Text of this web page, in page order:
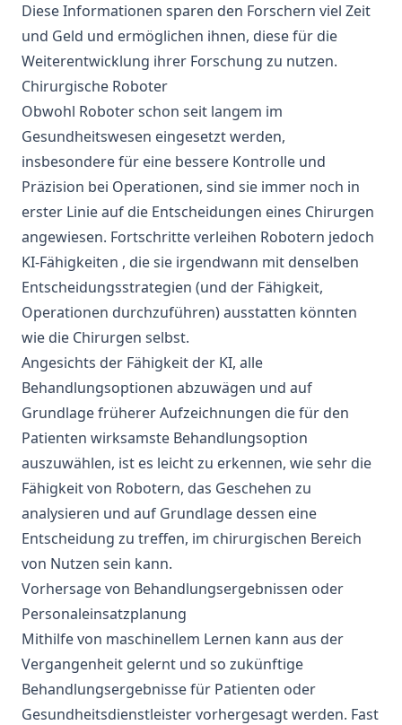
Diese Informationen sparen den Forschern viel Zeit
und Geld und ermöglichen ihnen, diese für die
Weiterentwicklung ihrer Forschung zu nutzen.
Chirurgische Roboter
Obwohl Roboter schon seit langem im
Gesundheitswesen eingesetzt werden,
insbesondere für eine bessere Kontrolle und
Präzision bei Operationen, sind sie immer noch in
erster Linie auf die Entscheidungen eines Chirurgen
angewiesen. Fortschritteverleihen Robotern jedoch
KI-Fähigkeiten , die sie irgendwann mit denselben
Entscheidungsstrategien (und der Fähigkeit,
Operationen durchzuführen) ausstatten könnten
wie die Chirurgen selbst.
Angesichts der Fähigkeit der KI, alle
Behandlungsoptionen abzuwägen und auf
Grundlage früherer Aufzeichnungen die für den
Patienten wirksamste Behandlungsoption
auszuwählen, ist es leicht zu erkennen, wie sehr die
Fähigkeit von Robotern, das Geschehen zu
analysieren und auf Grundlage dessen eine
Entscheidung zu treffen, im chirurgischen Bereich
von Nutzen sein kann.
Vorhersage von Behandlungsergebnissen oder
Personaleinsatzplanung
Mithilfe von maschinellem Lernen kann aus der
Vergangenheit gelernt und so zukünftige
Behandlungsergebnisse für Patienten oder
Gesundheitsdienstleister vorhergesagt werden. Fast